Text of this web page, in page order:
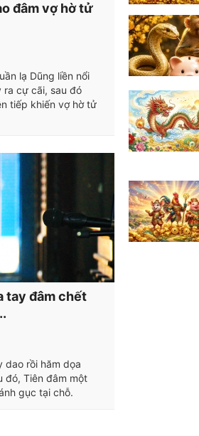
đâm vợ hờ tử
lạ Dũng liền nổi
ra cự cãi, sau đó
tiếp khiến vợ hờ tử
tay đâm chết
dao rồi hăm dọa
đó, Tiên đâm một
gục tại chỗ.